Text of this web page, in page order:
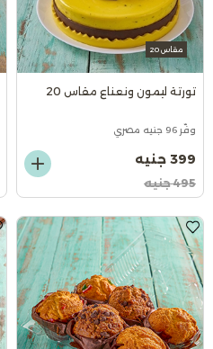
مقاس 20
تورتة ليمون ونعناع مقاس 20
وفّر 96 جنيه مصري
399 جنيه
495 جنيه